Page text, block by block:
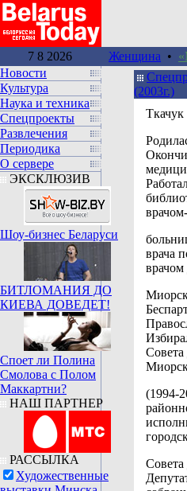
7 8 2026 Женщина •
Новости
Культура
Наука и техника
Спецпроекты
Развлечения
Периодика
О сервере
ЭКСКЛЮЗИВ
Шоу-бизнес Беларуси
БИТЛОМАНИЯ ДО
КИЕВА ДОВЕДЕТ!
Споет ли Полина
Смолова с Полом
Маккартни?
НАШ ПАРТНЕР
РАССЫЛКА
Художественные
(2003г.)
врача
Совета
(1994-
Совета